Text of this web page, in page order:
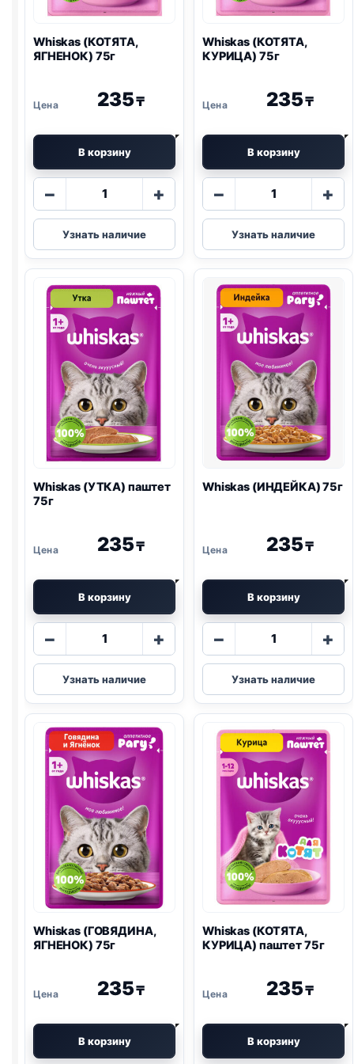
Whiskas (КОТЯТА,
ЯГНЕНОК) 75г
235₸
В корзину
−
Количество
Whiskas
(КОТЯТА,
ЯГНЕНОК)
+
Узнать наличие
Whiskas (КОТЯТА,
КУРИЦА) 75г
235₸
В корзину
−
Количество
Whiskas
(КОТЯТА,
КУРИЦА)
+
Узнать наличие
Whiskas (УТКА) паштет
75г
235₸
В корзину
−
Количество
Whiskas
(УТКА)
паштет
+
Узнать наличие
Whiskas (ИНДЕЙКА) 75г
235₸
В корзину
−
Количество
Whiskas
(ИНДЕЙКА)
75г
+
Узнать наличие
Whiskas (ГОВЯДИНА,
ЯГНЕНОК) 75г
235₸
В корзину
Whiskas (КОТЯТА,
КУРИЦА) паштет 75г
235₸
В корзину